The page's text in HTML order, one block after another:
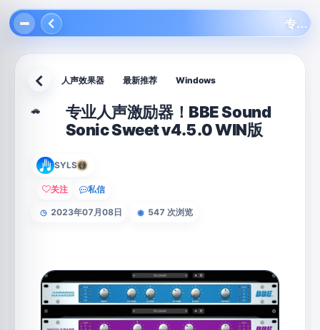
返回 人声效果器 最新推荐 Windows
🚗
专业人声激励器！BBE Sound
Sonic Sweet v4.5.0 WIN版
SYLS
关注 私信
◷ 2023年07月08日 ◉ 547 次浏览
专业人声激励器！BBE Sound Sonic Sweet v4.5.0 WIN版